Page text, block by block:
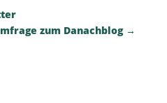
zum Danachblog→